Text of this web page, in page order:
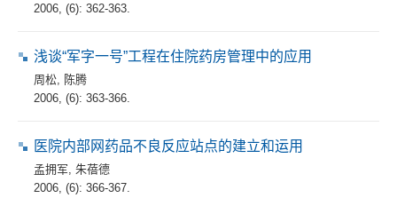
2006, (6): 362-363.
浅谈“军字一号”工程在住院药房管理中的应用
周松
陈腾
2006, (6): 363-366.
医院内部网药品不良反应站点的建立和运用
孟拥军 朱蓓德
2006, (6): 366-367.